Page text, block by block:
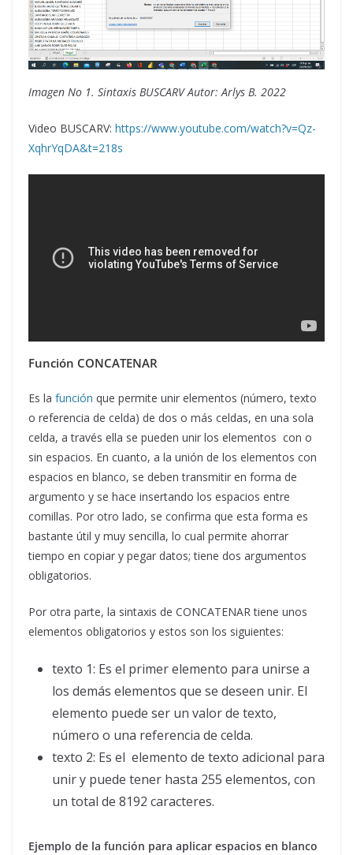
Imagen No 1. Sintaxis BUSCARV Autor: Arlys B. 2022
Video BUSCARV: https://www.youtube.com/watch?v=Qz-
XqhrYqDA&t=218s
Función CONCATENAR
Es la función que permite unir elementos (número, texto
o referencia de celda) de dos o más celdas, en una sola
celda, a través ella se pueden unir los elementos con o
sin espacios. En cuanto, a la unión de los elementos con
espacios en blanco, se deben transmitir en forma de
argumento y se hace insertando los espacios entre
comillas. Por otro lado, se confirma que esta forma es
bastante útil y muy sencilla, lo cual permite ahorrar
tiempo en copiar y pegar datos; tiene dos argumentos
obligatorios.
Por otra parte, la sintaxis de CONCATENAR tiene unos
elementos obligatorios y estos son los siguientes:
texto 1: Es el primer elemento para unirse a
los demás elementos que se deseen unir. El
elemento puede ser un valor de texto,
número o una referencia de celda.
texto 2: Es el elemento de texto adicional para
unir y puede tener hasta 255 elementos, con
un total de 8192 caracteres.
Ejemplo de la función para aplicar espacios en blanco